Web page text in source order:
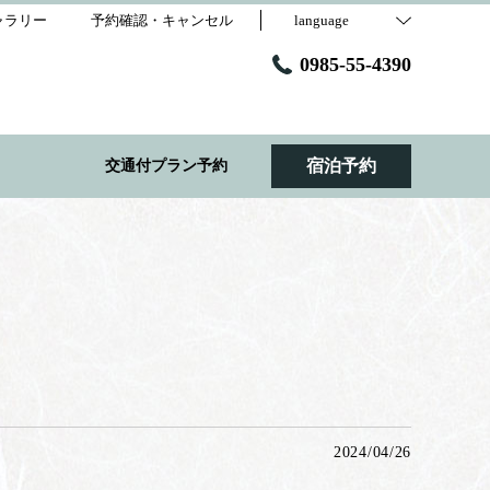
ラリー 予約確認・キャンセル language
0985-55-4390
交通付プラン予約 宿泊予約
2024/04/26